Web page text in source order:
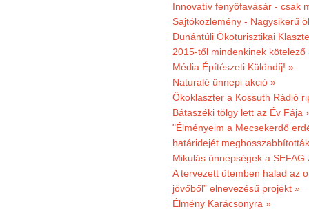
Innovatív fenyőfavásár - csak
Sajtóközlemény - Nagysikerű
Dunántúli Ökoturisztikai
2015-től mindenkinek
Média Építészeti Különdíj! »
Naturalé ünnepi akció »
Ökoklaszter a Kossuth Rádió
Bátaszéki tölgy lett az Év Fája
"Élményeim a Mecsekerdő
határidejét
Mikulás ünnepségek a SEFAG
A tervezett ütemben halad az
jövőből” elnevezésű projekt »
Élmény Karácsonyra »